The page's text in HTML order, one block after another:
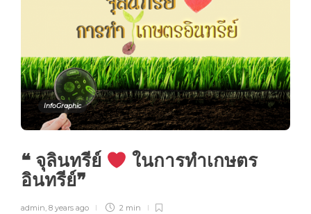
InfoGraphic
❝ จุลินทรีย์
ในการทำเกษตร
อินทรีย์❞
admin, 8 years ago 2 min